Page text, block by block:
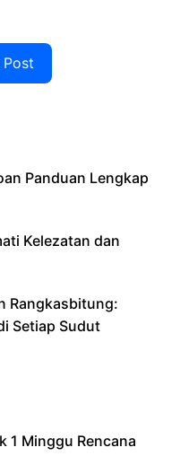
Panduan Lengkap
Kelezatan dan
Rangkasbitung:
Setiap Sudut
1 Minggu Rencana